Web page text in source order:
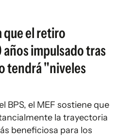
el retiro
impulsado tras
tendrá "niveles
BPS, el MEF sostiene que
la trayectoria
beneficiosa para los